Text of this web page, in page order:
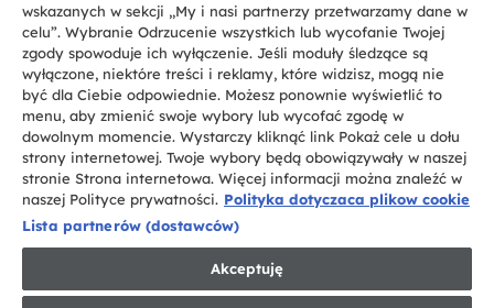
CANDY HOOVER GROUP S.r.I. - jednoosobowa sp. z.o.o. - SIEDZIBA
STATUTOWA: Via Comolli, 57 - 20861 Brugherio (MB) - Włochy -
SIEDZIBY ADMINISTRACYJNE: Via Privata Eden Fumagalli bez
nadanego numeru - 20861 Brugherio (MB) i Via Trento nr 20/A-22 - 20871
Vimercate (MB) - Włochy - Tel.: +39.039.2086.1 - Faks: +39.039.2086.237 -
Kapitał zakładowy 35.000.000,00 € wpłacony w całości - Kod identyfikacji
podatkowej i nr wpisu do Rejestru przedsiębiorstw dla rejonu Mediolan-
Monza-Brianza-Lodi 04666310158 - NIP 00786860965 - Numer wpisu do
Repertorium Ekonomiczno - Administracyjnego REA: MB-1033934 -
Candy S.p.A.
PL / Polski
wskazanych w sekcji „My i nasi partnerzy przetwarzamy dane w
celu”. Wybranie Odrzucenie wszystkich lub wycofanie Twojej
zgody spowoduje ich wyłączenie. Jeśli moduły śledzące są
wyłączone, niektóre treści i reklamy, które widzisz, mogą nie
być dla Ciebie odpowiednie. Możesz ponownie wyświetlić to
menu, aby zmienić swoje wybory lub wycofać zgodę w
dowolnym momencie. Wystarczy kliknąć link Pokaż cele u dołu
strony internetowej. Twoje wybory będą obowiązywały w naszej
stronie Strona internetowa. Więcej informacji można znaleźć w
naszej Polityce prywatności. Polityka dotyczaca plikow cookie
Lista partnerów (dostawców)
Akceptuję